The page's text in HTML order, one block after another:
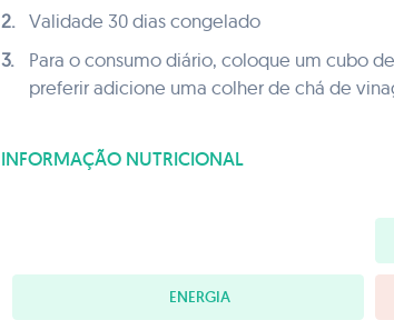
2.
Validade 30 dias congelado
3.
Para o consumo diário, coloque um cubo
preferir adicione uma colher de chá de
INFORMAÇÃO NUTRICIONAL
ENERGIA